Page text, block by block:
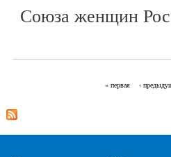
Союза женщин
« первая ‹